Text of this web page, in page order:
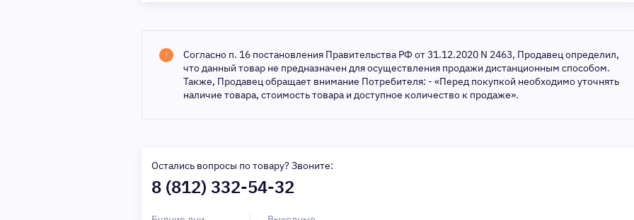
Согласно п. 16 постановления Правительства РФ от 31.12.2020 N 2463, Продавец определил,
что данный товар не предназначен для осуществления продажи дистанционным способом.
Также, Продавец обращает внимание Потребителя: - «Перед покупкой необходимо уточнять
наличие товара, стоимость товара и доступное количество к продаже».
Остались вопросы по товару? Звоните:
8 (812) 332-54-32